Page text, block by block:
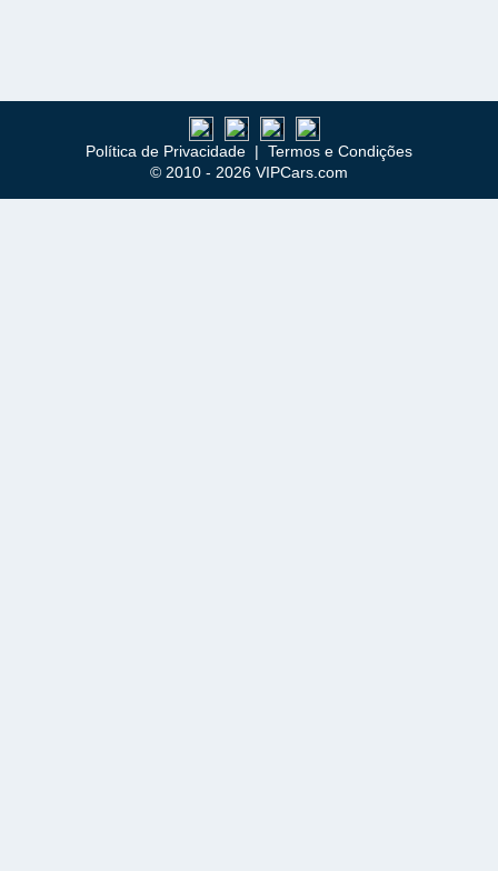
Política de Privacidade | Termos e Condições
© 2010 - 2026 VIPCars.com